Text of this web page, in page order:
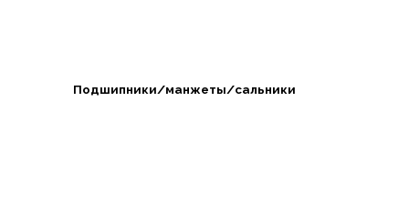
Подшипники/манжеты/сальники